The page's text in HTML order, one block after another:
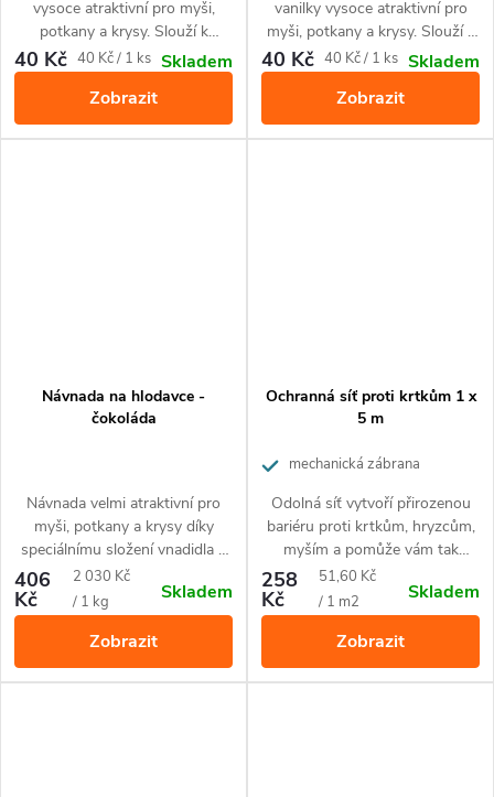
vysoce atraktivní pro myši,
potkany a krysy. Slouží k
přilákání do pastí a monitoringu
jejich výskytu. Díky tvaru skvěle
padne do pastí pro potkany a
myši VICTOR Power-Kill.
40 Kč Měrná
40 Kč / 1 ks Skladem
Zobrazit
vanilky vysoce atraktivní pro
myši, potkany a krysy. Slouží k
přilákání do pastí a monitoringu
jejich výskytu. Díky tvaru skvěle
padne do pastí pro potkany a
myši VICTOR Power-Kill
40 Kč Měrná
40 Kč / 1 ks Skladem
Zobrazit
Návnada na hlodavce -
čokoláda
Návnada velmi atraktivní pro
myši, potkany a krysy díky
speciálnímu složení vnadidla s
vůní čokolády. Slouží k přilákání
do pastí a k předkrmování v
okolí pasti.
406
Kč
Měrná
cena:
2 030 Kč
/ 1 kg
Skladem
Zobrazit
Ochranná síť proti krtkům 1 x
5 m
mechanická zábrana
Odolná síť vytvoří přirozenou
bariéru proti krtkům, hryzcům,
myším a pomůže vám tak
ochránit vaše trávníky před
nechtěnými krtinci, dírami a
rozrytími. Šetrné řešení, které
zvířatům neublíží.
258
Kč
Měrná
cena:
51,60 Kč
/ 1 m2
Skladem
Zobrazit